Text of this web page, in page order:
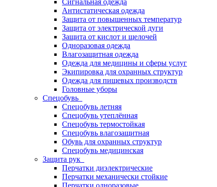
Сигнальная одежда
Антистатическая одежда
Защита от повышенных температур
Защита от электрической дуги
Защита от кислот и щелочей
Одноразовая одежда
Влагозащитная одежда
Одежда для медицины и сферы услуг
Экипировка для охранных структур
Одежда для пищевых производств
Головные уборы
Спецобувь
Спецобувь летняя
Спецобувь утеплённая
Спецобувь термостойкая
Спецобувь влагозащитная
Обувь для охранных структур
Спецобувь медицинская
Защита рук
Перчатки диэлектрические
Перчатки механически стойкие
Перчатки одноразовые